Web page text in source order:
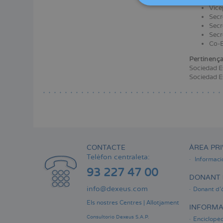
Co-
Sociedad
Sociedad
CONTACTE
Telèfon centraleta:
93 227 47 00
info@dexeus.com
Els nostres Centres | Allotjament
Consultorio Dexeus S.A.P.
ÀREA
DONANT
Donant